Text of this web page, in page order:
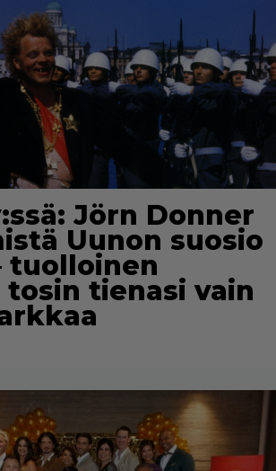
Jörn Donner
Uunon suosio
tuolloinen
tienasi vain